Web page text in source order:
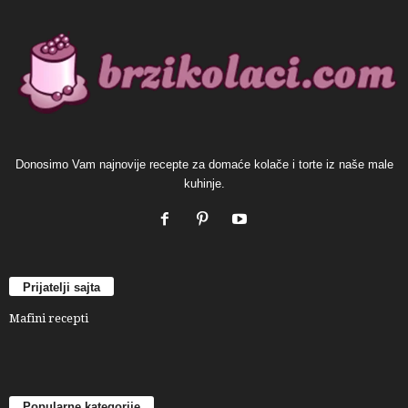
Donosimo Vam najnovije recepte za domaće kolače i torte iz naše male
kuhinje.
Prijatelji sajta
Mafini recepti